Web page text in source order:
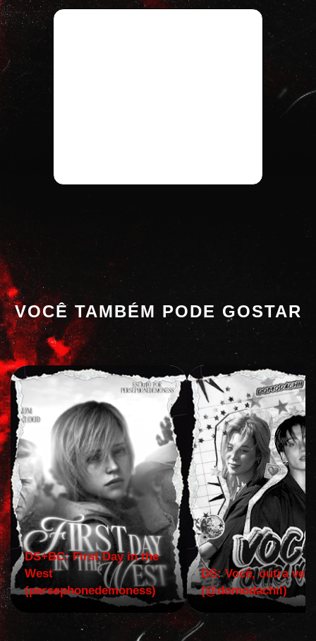
VOCÊ TAMBÉM PODE GOSTAR
DS+BC: First Day in the
West
(persephonedemoness)
DS: Você, outra vez!
(@domodachii)